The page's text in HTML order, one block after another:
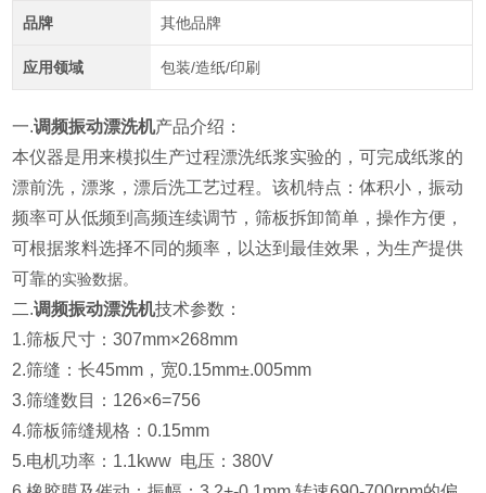
品牌 其他品牌
应用领域 包装/造纸/印刷
一.调频振动漂洗机产品介绍：
本仪器是用来模拟生产过程漂洗纸浆实验的，可完成纸浆的
漂前洗，漂浆，漂后洗工艺过程。该机特点：体积小，振动
频率可从低频到高频连续调节，筛板拆卸简单，操作方便，
可根据浆料选择不同的频率，以达到最佳效果，为生产提供
可靠的实验数据。
二.调频振动漂洗机技术参数：
1.筛板尺寸：307mm×268mm
2.筛缝：长45mm，宽0.15mm±.005mm
3.筛缝数目：126×6=756
4.筛板筛缝规格：0.15mm
5.电机功率：1.1kww 电压：380V